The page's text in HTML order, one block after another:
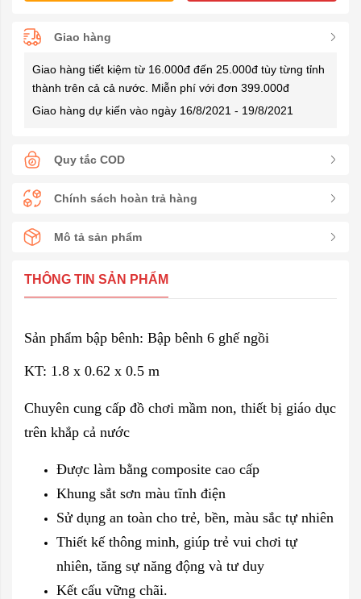
Giao hàng
Giao hàng tiết kiệm từ 16.000đ đến 25.000đ tùy từng tỉnh
thành trên cả cả nước. Miễn phí với đơn 399.000đ
Giao hàng dự kiến vào ngày 16/8/2021 - 19/8/2021
Quy tắc COD
Chính sách hoàn trả hàng
Mô tả sản phẩm
THÔNG TIN SẢN PHẨM
Sản phẩm bập bênh: Bập bênh 6 ghế ngồi
KT: 1.8 x 0.62 x 0.5 m
Chuyên cung cấp đồ chơi mầm non, thiết bị giáo dục
trên khắp cả nước
Được làm bằng composite cao cấp
Khung sắt sơn màu tĩnh điện
Sử dụng an toàn cho trẻ, bền, màu sắc tự nhiên
Thiết kế thông minh, giúp trẻ vui chơi tự
nhiên, tăng sự năng động và tư duy
Kết cấu vững chãi.